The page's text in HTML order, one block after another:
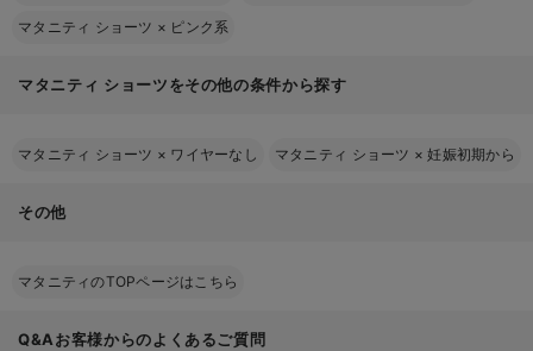
マタニティ ショーツ × ピンク系
マタニティ ショーツをその他の条件から探す
マタニティ ショーツ × ワイヤーなし マタニティ ショーツ ×妊娠初期から
その他
マタニティのTOPページはこちら
Q&Aお客様からのよくあるご質問